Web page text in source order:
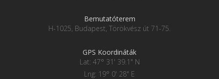
Bemutatóterem
H-1025, Budapest, Törökvész út 71-75.
GPS Koordináták
Lat: 47° 31' 39.1" N
Lng: 19° 0' 28" E